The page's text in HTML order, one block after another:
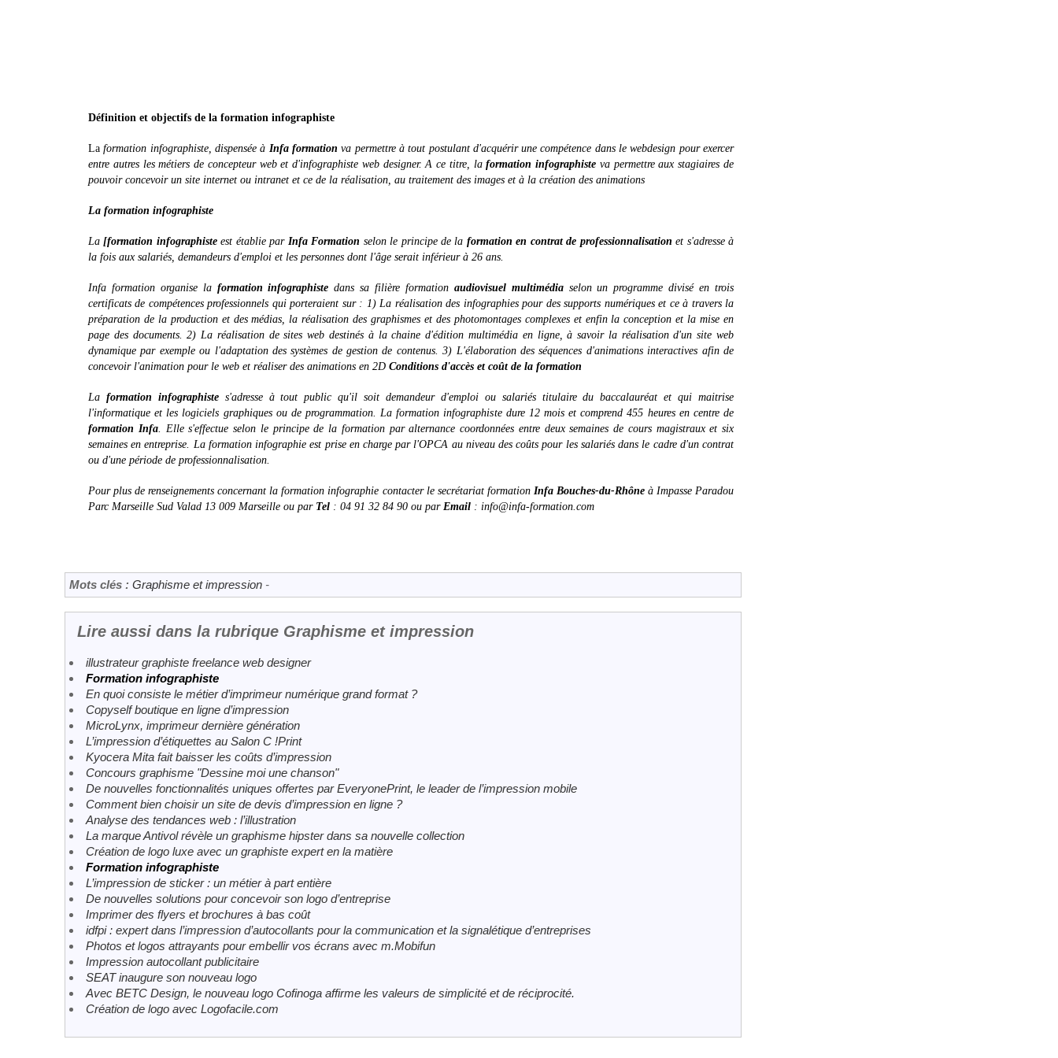
Définition et objectifs de la formation infographiste
Laformation infographiste, dispensée à Infa formation va permettre à tout postulant d'acquérir une compétence dans le webdesign pour exercer
entre autres les métiers de concepteur web et d'infographiste web designer. A ce titre, laformation infographiste va permettre aux stagiaires de
pouvoir concevoir un site internet ou intranet et ce de la réalisation, au traitement des images et à la création des animations
La formation infographiste
La [formation infographisteest établie parInfa Formation selon le principe de la formation en contrat de professionnalisation et s'adresse à
la fois aux salariés, demandeurs d'emploi et les personnes dont l'âge serait inférieur à 26 ans.
Infa formation organise laformation infographiste dans sa filière formation audiovisuel multimédiaselon un programme divisé en trois
certificats de compétences professionnels qui porteraient sur : 1) La réalisation des infographies pour des supports numériques et ce à travers la
préparation de la production et des médias, la réalisation des graphismes et des photomontages complexes et enfin la conception et la mise en
page des documents. 2) La réalisation de sites web destinés à la chaine d'édition multimédia en ligne, à savoir la réalisation d'un site web
dynamique par exemple ou l'adaptation des systèmes de gestion de contenus. 3) L'élaboration des séquences d'animations interactives afin de
concevoir l'animation pour le web et réaliser des animations en 2D Conditions d'accès et coût de la formation
La formation infographistes'adresse à tout public qu'il soit demandeur d'emploi ou salariés titulaire du baccalauréat et qui maitrise
l'informatique et les logiciels graphiques ou de programmation. La formation infographiste dure 12 mois et comprend 455 heures en centre de
formation Infa. Elle s'effectue selon le principe de la formation par alternance coordonnées entre deux semaines de cours magistraux et six
semaines en entreprise. La formation infographie est prise en charge par l'OPCA au niveau des coûts pour les salariés dans le cadre d'un contrat
ou d'une période de professionnalisation.
Pour plus de renseignements concernant la formation infographie contacter le secrétariat formation Infa Bouches-du-Rhône à Impasse Paradou
Parc Marseille Sud Valad 13 009 Marseille ou parTel : 04 91 32 84 90 ou parEmail : info@infa-formation.com
Mots clés : Graphisme et impression -
Lire aussi dans la rubrique Graphisme et impression
illustrateur graphiste freelance web designer
Formation infographiste
En quoi consiste le métier d’imprimeur numérique grand format ?
Copyself boutique en ligne d’impression
MicroLynx, imprimeur dernière génération
L’impression d’étiquettes au Salon C !Print
Kyocera Mita fait baisser les coûts d’impression
Concours graphisme "Dessine moi une chanson"
De nouvelles fonctionnalités uniques offertes par EveryonePrint, le leader de l’impression mobile
Comment bien choisir un site de devis d’impression en ligne ?
Analyse des tendances web : l’illustration
La marque Antivol révèle un graphisme hipster dans sa nouvelle collection
Création de logo luxe avec un graphiste expert en la matière
Formation infographiste
L’impression de sticker : un métier à part entière
De nouvelles solutions pour concevoir son logo d’entreprise
Imprimer des flyers et brochures à bas coût
idfpi : expert dans l’impression d’autocollants pour la communication et la signalétique d’entreprises
Photos et logos attrayants pour embellir vos écrans avec m.Mobifun
Impression autocollant publicitaire
SEAT inaugure son nouveau logo
Avec BETC Design, le nouveau logo Cofinoga affirme les valeurs de simplicité et de réciprocité.
Création de logo avec Logofacile.com